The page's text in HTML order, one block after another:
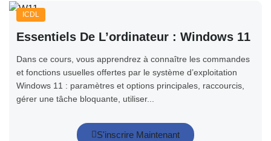
ICDL
Essentiels De L’ordinateur : Windows 11
Dans ce cours, vous apprendrez à connaître les commandes
et fonctions usuelles offertes par le système d’exploitation
Windows 11 : paramètres et options principales, raccourcis,
gérer une tâche bloquante, utiliser...
S'inscrire Maintenant